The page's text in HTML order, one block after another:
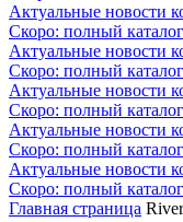
Актуальные новости
Скоро: полный
Актуальные новости
Скоро: полный
Актуальные новости
Скоро: полный
Актуальные новости
Скоро: полный
Актуальные новости
Скоро: полный
Главная страница